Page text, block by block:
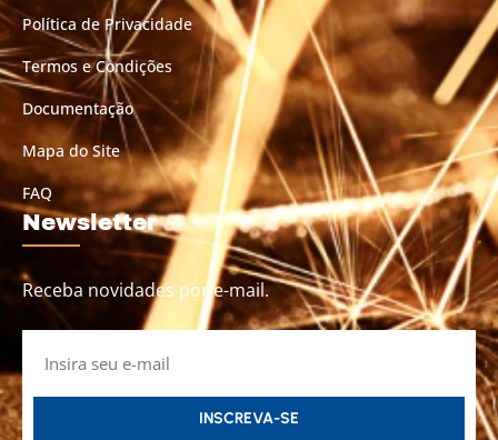
Política de Privacidade
Termos e Condições
Documentação
Mapa do Site
FAQ
Newsletter
Receba novidades por e-mail.
INSCREVA-SE